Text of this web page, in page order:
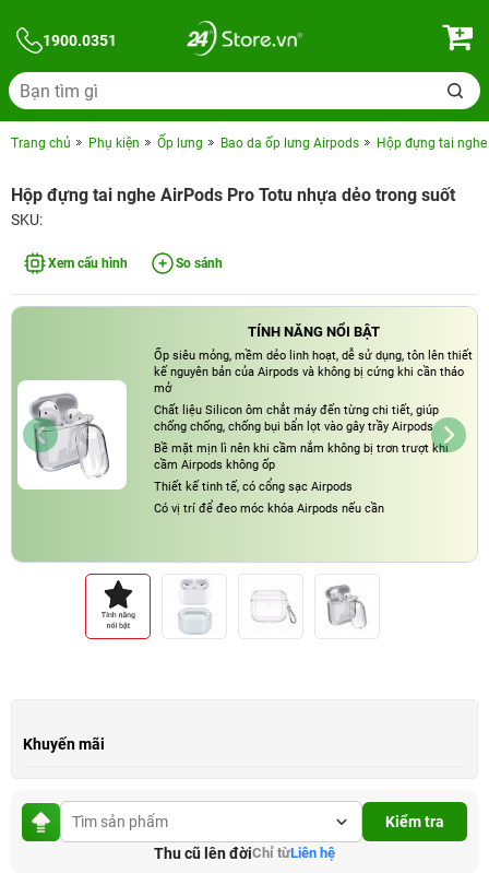
1900.0351
Trang chủ Phụ kiện Ốp lưng Bao da ốp lưng Airpods Hộp đựng tai
Hộp đựng tai nghe AirPods Pro Totu nhựa dẻo trong suốt
SKU:
Xem cấu hình So sánh
TÍNH NĂNG NỔI BẬT
Ốp siêu mỏng, mềm dẻo linh hoạt, dễ sử dụng, tôn lên thiết
kế nguyên bản của Airpods và không bị cứng khi cần tháo
mở
Chất liệu Silicon ôm chắt máy đến từng chi tiết, giúp
chống chống, chống bụi bẩn lọt vào gây trầy Airpods
Bề mặt mịn lì nên khi cầm nắm không bị trơn trượt khi
cầm Airpods không ốp
Thiết kế tinh tế, có cổng sạc Airpods
Có vị trí để đeo móc khóa Airpods nếu cần
Khuyến mãi
Kiểm tra
Thu cũ lên đờiChỉ từLiên hệ